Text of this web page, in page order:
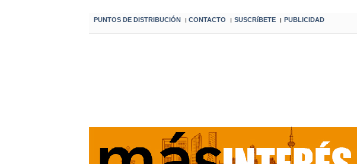
PUNTOS DE DISTRIBUCIÓN I CONTACTO I SUSCRíBETE I PUBLICIDAD